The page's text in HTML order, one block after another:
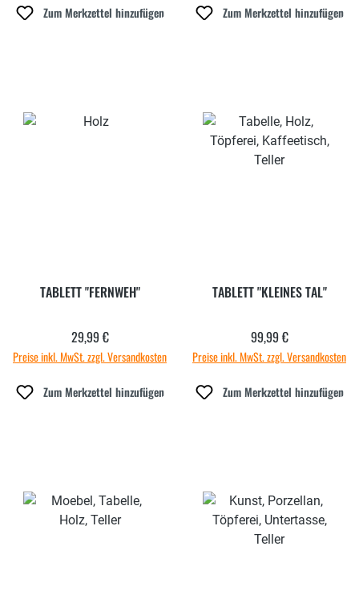
Zum Merkzettel hinzufügen Zum Merkzettel hinzufügen
TABLETT "FERNWEH"
Regulärer Preis:
29,99 €
Preise inkl. MwSt. zzgl. Versandkosten
Zum Merkzettel hinzufügen
TABLETT "KLEINES TAL"
Regulärer Preis:
99,99 €
Preise inkl. MwSt. zzgl. Versandkosten
Zum Merkzettel hinzufügen